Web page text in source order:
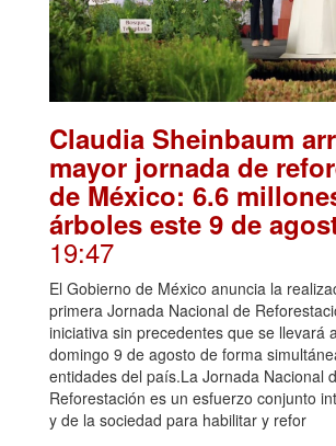
Claudia Sheinbaum
mayor jornada de
de México: 6.6
árboles este 9 de
19:47
El Gobierno de México anuncia la
primera Jornada Nacional de
iniciativa sin precedentes que se llevará
domingo 9 de agosto de forma
entidades del país.La Jornada Nacional
Reforestación es un esfuerzo conjunto
y de la sociedad para habilitar y refor